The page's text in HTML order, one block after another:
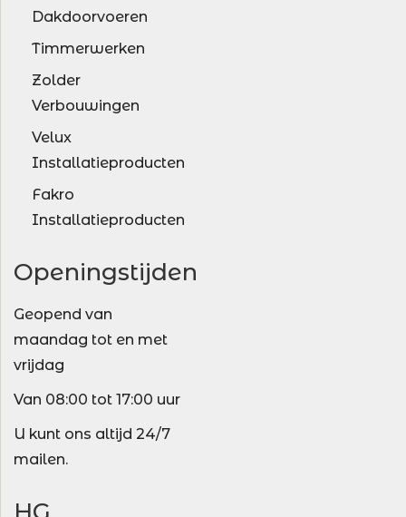
Dakdoorvoeren
Timmerwerken
Zolder
Verbouwingen
Velux
Installatieproducten
Fakro
Installatieproducten
Openingstijden
Geopend van
maandag tot en met
vrijdag
Van 08:00 tot 17:00 uur
U kunt ons altijd 24/7
mailen.